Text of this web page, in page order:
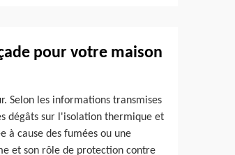
pour votre maison
Selon les informations transmises
dégâts sur l'isolation thermique et
à cause des fumées ou une
et son rôle de protection contre